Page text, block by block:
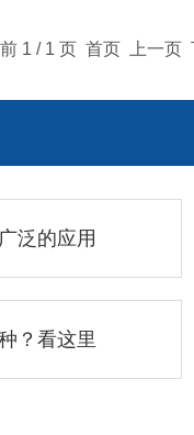
1 / 1 页 首页 上一
泛的应用
？看这里